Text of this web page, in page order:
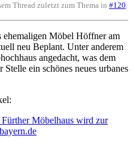
Thread zuletzt zum Thema in #120.
ehemaligen Möbel Höffner am
neu Beplant. Unter anderem
angedacht, was dem
ein schönes neues urbanes
Möbelhaus wird zur